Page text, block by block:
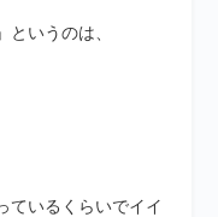
いうのは、
ているくらいでイイ